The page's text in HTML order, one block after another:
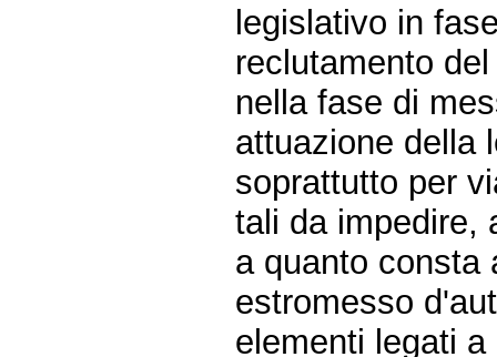
legislativo in
reclutamento
nella fase di
attuazione della
soprattutto per
tali da impedire,
a quanto consta
estromesso
elementi legati